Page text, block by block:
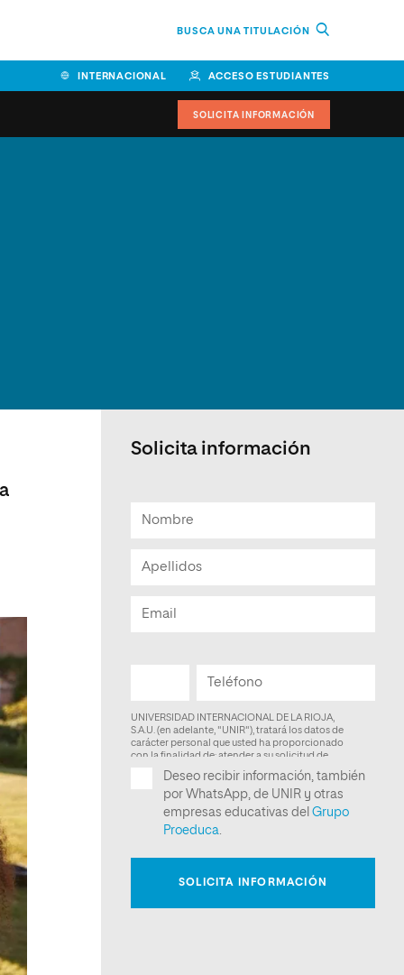
BUSCA UNA TITULACIÓN
INTERNACIONAL ACCESO ESTUDIANTES
SOLICITA INFORMACIÓN
Solicita información